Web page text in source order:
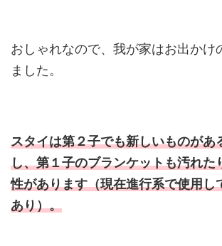
おしゃれなので、我が家はお出かけ
ました。
スタイは第２子でも新しいものがあ
し、第１子のブランケットも汚れた
性があります（現在進行系で使用し
あり）。